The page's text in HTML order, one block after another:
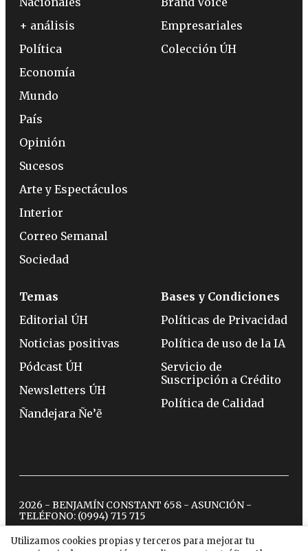
Utilizamos cookies propias y terceros para mejorar tu
+ análisis
Política
Economía
Mundo
País
Opinión
Sucesos
Arte y Espectáculos
Interior
Correo Semanal
Sociedad
Empresariales
Colección ÚH
Temas
Editorial ÚH
Noticias positivas
Pódcast ÚH
Newsletters ÚH
Ñandejara Ñe’ẽ
Bases y Condiciones
Políticas de Privacidad
Política de uso de la IA
Servicio de
Suscripción a Crédito
Política de Calidad
2026 - BENJAMÍN CONSTANT 658 - ASUNCIÓN -
TELÉFONO: (0994) 715 715